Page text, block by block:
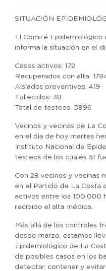
SITUACIÓN
El Comité Epidemiológico
informa la situación en el
Casos activos: 172
Recuperados con alta:
Aislados preventivos: 419
Fallecidos: 38
Total de testeos: 5896
Vecinos y vecinas de La
en el día de hoy martes
Instituto Nacional de
testeos de los cuales 51
Con 28 vecinos y vecinas
en el Partido de La Costa
activos entre los 100.000
recibido el alta médica.
Más allá de los controles
desde marzo, estamos
Epidemiológico de La
de posibles casos en los
detectar, contener y